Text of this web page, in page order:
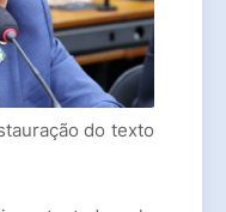
do texto